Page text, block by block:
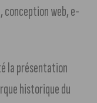
web, e-
la présentation
historique du